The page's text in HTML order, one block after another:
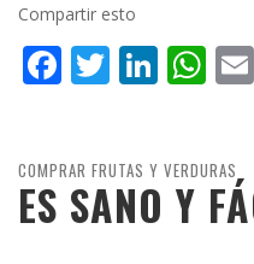
Compartir esto
Facebook
Twitter
COMPRAR FRUTAS Y VERDURAS
ES SANO Y